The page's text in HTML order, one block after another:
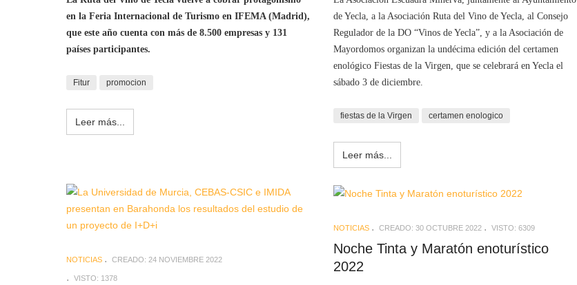
en la Feria Internacional de Turismo en IFEMA (Madrid),
que este año cuenta con más de 8.500 empresas y 131
países participantes.
Fitur promocion
Leer más...
de Yecla, a la Asociación Ruta del Vino de Yecla, al Consejo
Regulador de la DO “Vinos de Yecla”, y a la Asociación de
Mayordomos organizan la undécima edición del certamen
enológico Fiestas de la Virgen, que se celebrará en Yecla el
sábado 3 de diciembre.
fiestas de la Virgen certamen enologico
Leer más...
NOTICIAS CREADO: 24 NOVIEMBRE 2022
VISTO: 1378
NOTICIAS CREADO: 30 OCTUBRE 2022 VISTO: 6309
Noche Tinta y Maratón enoturístico
2022